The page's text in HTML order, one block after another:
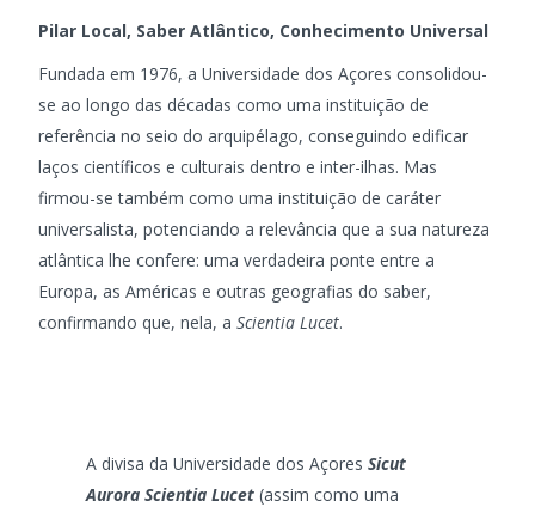
Pilar Local, Saber Atlântico, Conhecimento Universal
Fundada em 1976, a Universidade dos Açores consolidou-
se ao longo das décadas como uma instituição de
referência no seio do arquipélago, conseguindo edificar
laços científicos e culturais dentro e inter-ilhas. Mas
firmou-se também como uma instituição de caráter
universalista, potenciando a relevância que a sua natureza
atlântica lhe confere: uma verdadeira ponte entre a
Europa, as Américas e outras geografias do saber,
confirmando que, nela, a Scientia Lucet.
A divisa da Universidade dos Açores Sicut
Aurora Scientia Lucet (assim como uma